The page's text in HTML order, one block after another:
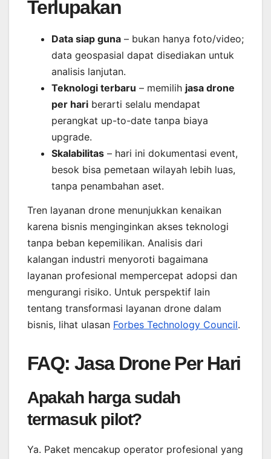
Terlupakan
Data siap guna – bukan hanya foto/video;
data geospasial dapat disediakan untuk
analisis lanjutan.
Teknologi terbaru – memilih jasa drone
per hari berarti selalu mendapat
perangkat up-to-date tanpa biaya
upgrade.
Skalabilitas – hari ini dokumentasi event,
besok bisa pemetaan wilayah lebih luas,
tanpa penambahan aset.
Tren layanan drone menunjukkan kenaikan
karena bisnis menginginkan akses teknologi
tanpa beban kepemilikan. Analisis dari
kalangan industri menyoroti bagaimana
layanan profesional mempercepat adopsi dan
mengurangi risiko. Untuk perspektif lain
tentang transformasi layanan drone dalam
bisnis, lihat ulasan Forbes Technology Council.
FAQ: Jasa Drone Per Hari
Apakah harga sudah
termasuk pilot?
Ya. Paket mencakup operator profesional yang